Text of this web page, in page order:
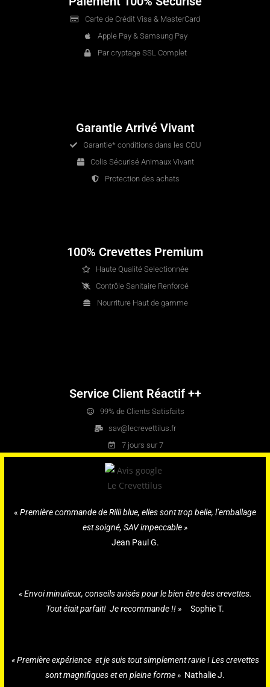
Carte de Crédit Visa & MasterCard
Apple Pay & Samsung Pay
Par cryptage SSL Complet
Garantie Arrivé Vivant
Garantie* conditions dans les CGU
Colis Sécurisé Animaux Vivant
Protection des achats
100% Crevettes Premium
Haute Qualité Selectionnée
Contrôle Sanitaire Renforcé
Nourriture Haut de gamme
Service Client Réactif ++
99% de Clients Satisfaits
sav@lecrevettilus.fr
7 jours sur 7
« Première commande de Rilli blue, elles sont trop belle, l’emballage
est soigné, SAV impeccable »
Jean Paul G.
« Envoi minutieux, conseils avisés pour le bien être des crevettes.
Tout était parfait! Je recommande !! » Sophie T.
« Première expérience et je suis tout simplement ravie ! Les crevettes
sont magnifiques et en pleine forme » Nathalie J.